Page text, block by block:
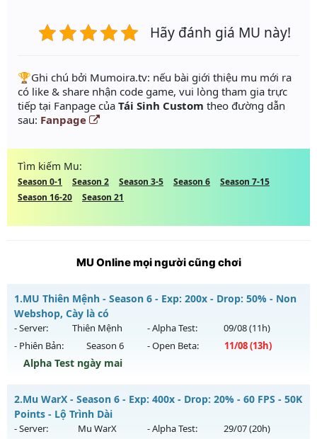
Hãy đánh giá MU này!
️🏆Ghi chú bởi Mumoira.tv: nếu bài giới thiệu mu mới ra
có like & share nhận code game, vui lòng tham gia trực
tiếp tại Fanpage của Tái Sinh Custom theo đường dẫn
sau: Fanpage
Tìm kiếm Mu:
Season 0-1 Season 2 Season 3-5 Season 6
Season 7-15
Season 16-20
Season 21
MU Online mọi người cũng chơi
1.MU Thiên Mệnh - Season 6 - Exp: 200x - Drop: 50% - Non
Webshop, Cày là có
- Server: Thiên Mệnh - Alpha Test: 09/08(11h)
- Phiên Bản:
Season 6 - Open Beta: 11/08(13h)
Alpha Test ngày mai
Mu mới ra tháng 08 2026 - Mở máy chủ
13h ngày 11/08/2626
2.Mu WarX - Season 6 - Exp: 400x - Drop: 20% - 60 FPS - 50K
Points - Lộ Trình Dài
- Server: Mu WarX - Alpha Test: 29/07(20h)